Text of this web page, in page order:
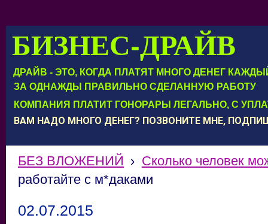
БИЗНЕС-ДРАЙВ
ДРАЙВ - ЭТО, КОГДА ПЛАТЯТ МНОГО ДЕНЕГ
КОМПАНИЯ ПЛАТИТ ГОНОРАРЫ ЛЕГАЛЬНО, С
ЗА ОДНАЖДЫ ПРАВИЛЬНО СДЕЛАННУЮ РАБОТУ
ВАМ НАДО МНОГО ДЕНЕГ? ПОЗВОНИТЕ МНЕ,
БЕЗ ВЛОЖЕНИЙ › Сколько человек
работайте с м*даками
02.07.2015